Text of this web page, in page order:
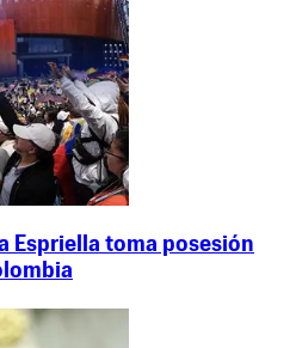
Espriella toma posesión